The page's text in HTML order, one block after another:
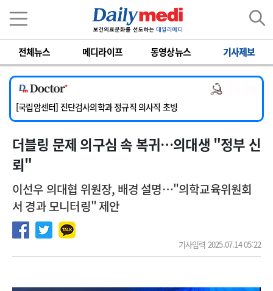
전체뉴스 메디라이프 동영상뉴스 기사제보
[서울아산병원] 2026년 하반기 인턴 모집
[명지병원] 하반기 전공의(인턴) 모집
[국립암센터] 진단검사의학과 정규직 의사직 초빙
[인제대학교해운대백병원] 치과 진료교수 모집 공고
[서울아산병원] 2026년 하반기 인턴 모집
[명지병원] 하반기 전공의(인턴) 모집
더블링 문제 의구심 속 복귀…의대생 "정부 신
뢰"
이선우 의대협 위원장, 배경 설명…"의학교육위원회
서 경과 모니터링" 제안
기사입력 2025.07.14 05:22